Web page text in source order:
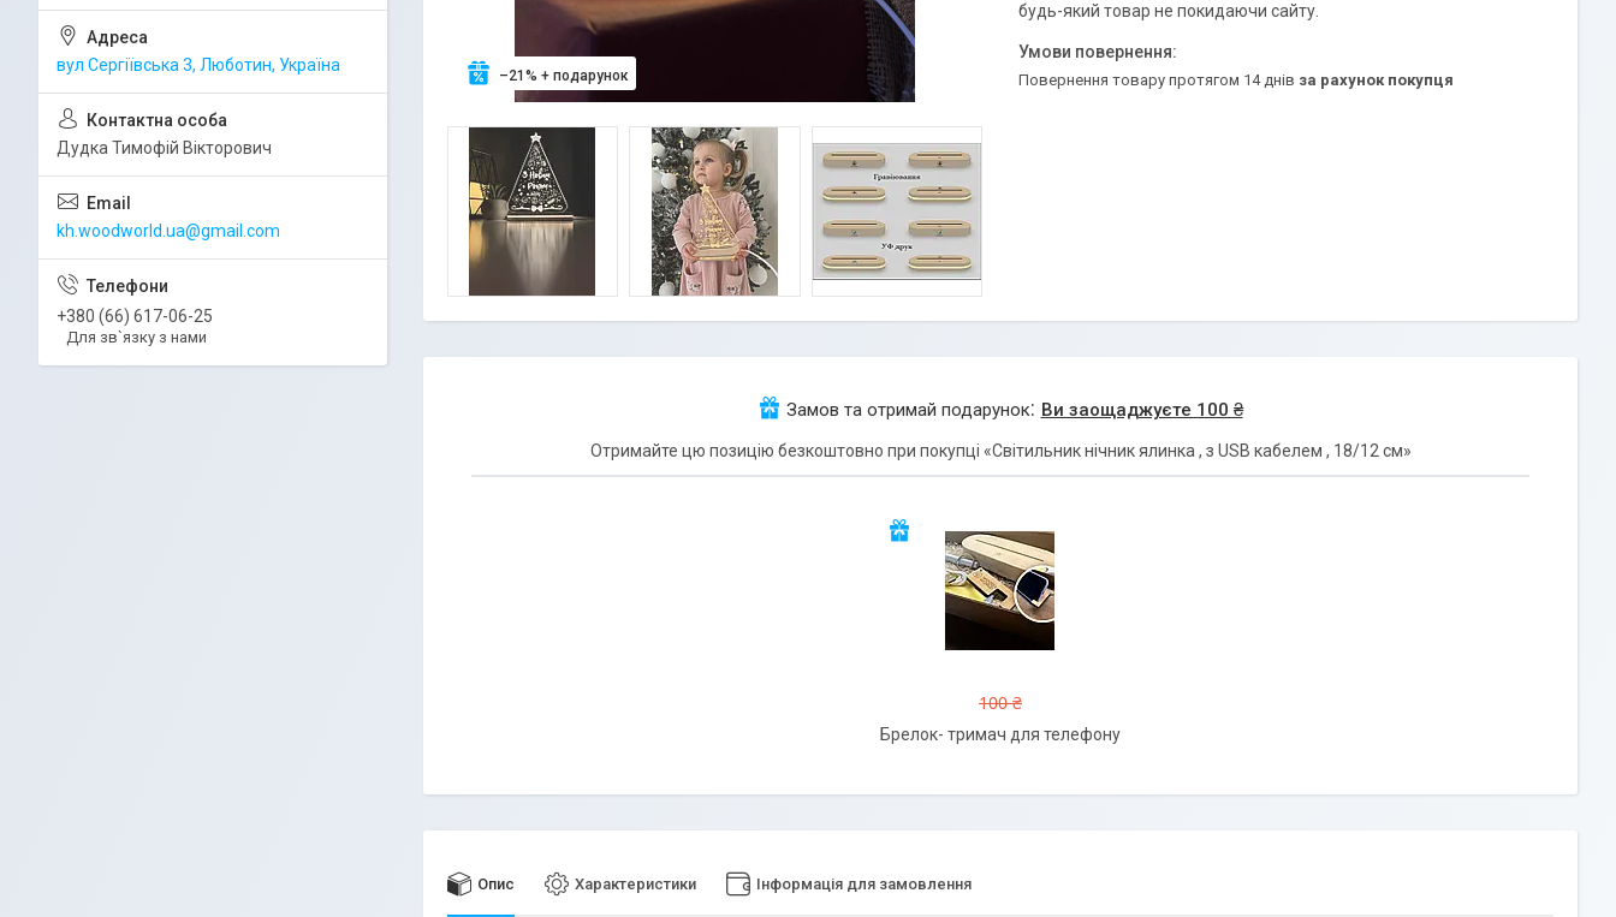
–21%
будь-який товар не покидаючи сайту.
повернення товару протягом 14 днів за рахунок покупця
Замов та отримай подарунок Ви заощаджуєте 100 ₴
Отримайте цю позицію безкоштовно при покупці «Світильник нічник ялинка , з USB кабелем , 18/12 см»
100 ₴
Брелок- тримач для телефону
Опис Характеристики Інформація для замовлення
вул Сергіївська 3, Люботин, Україна
Дудка Тимофій Вікторович
kh.woodworld.ua@gmail.com
+380 (66) 617-06-25
Для зв`язку з нами